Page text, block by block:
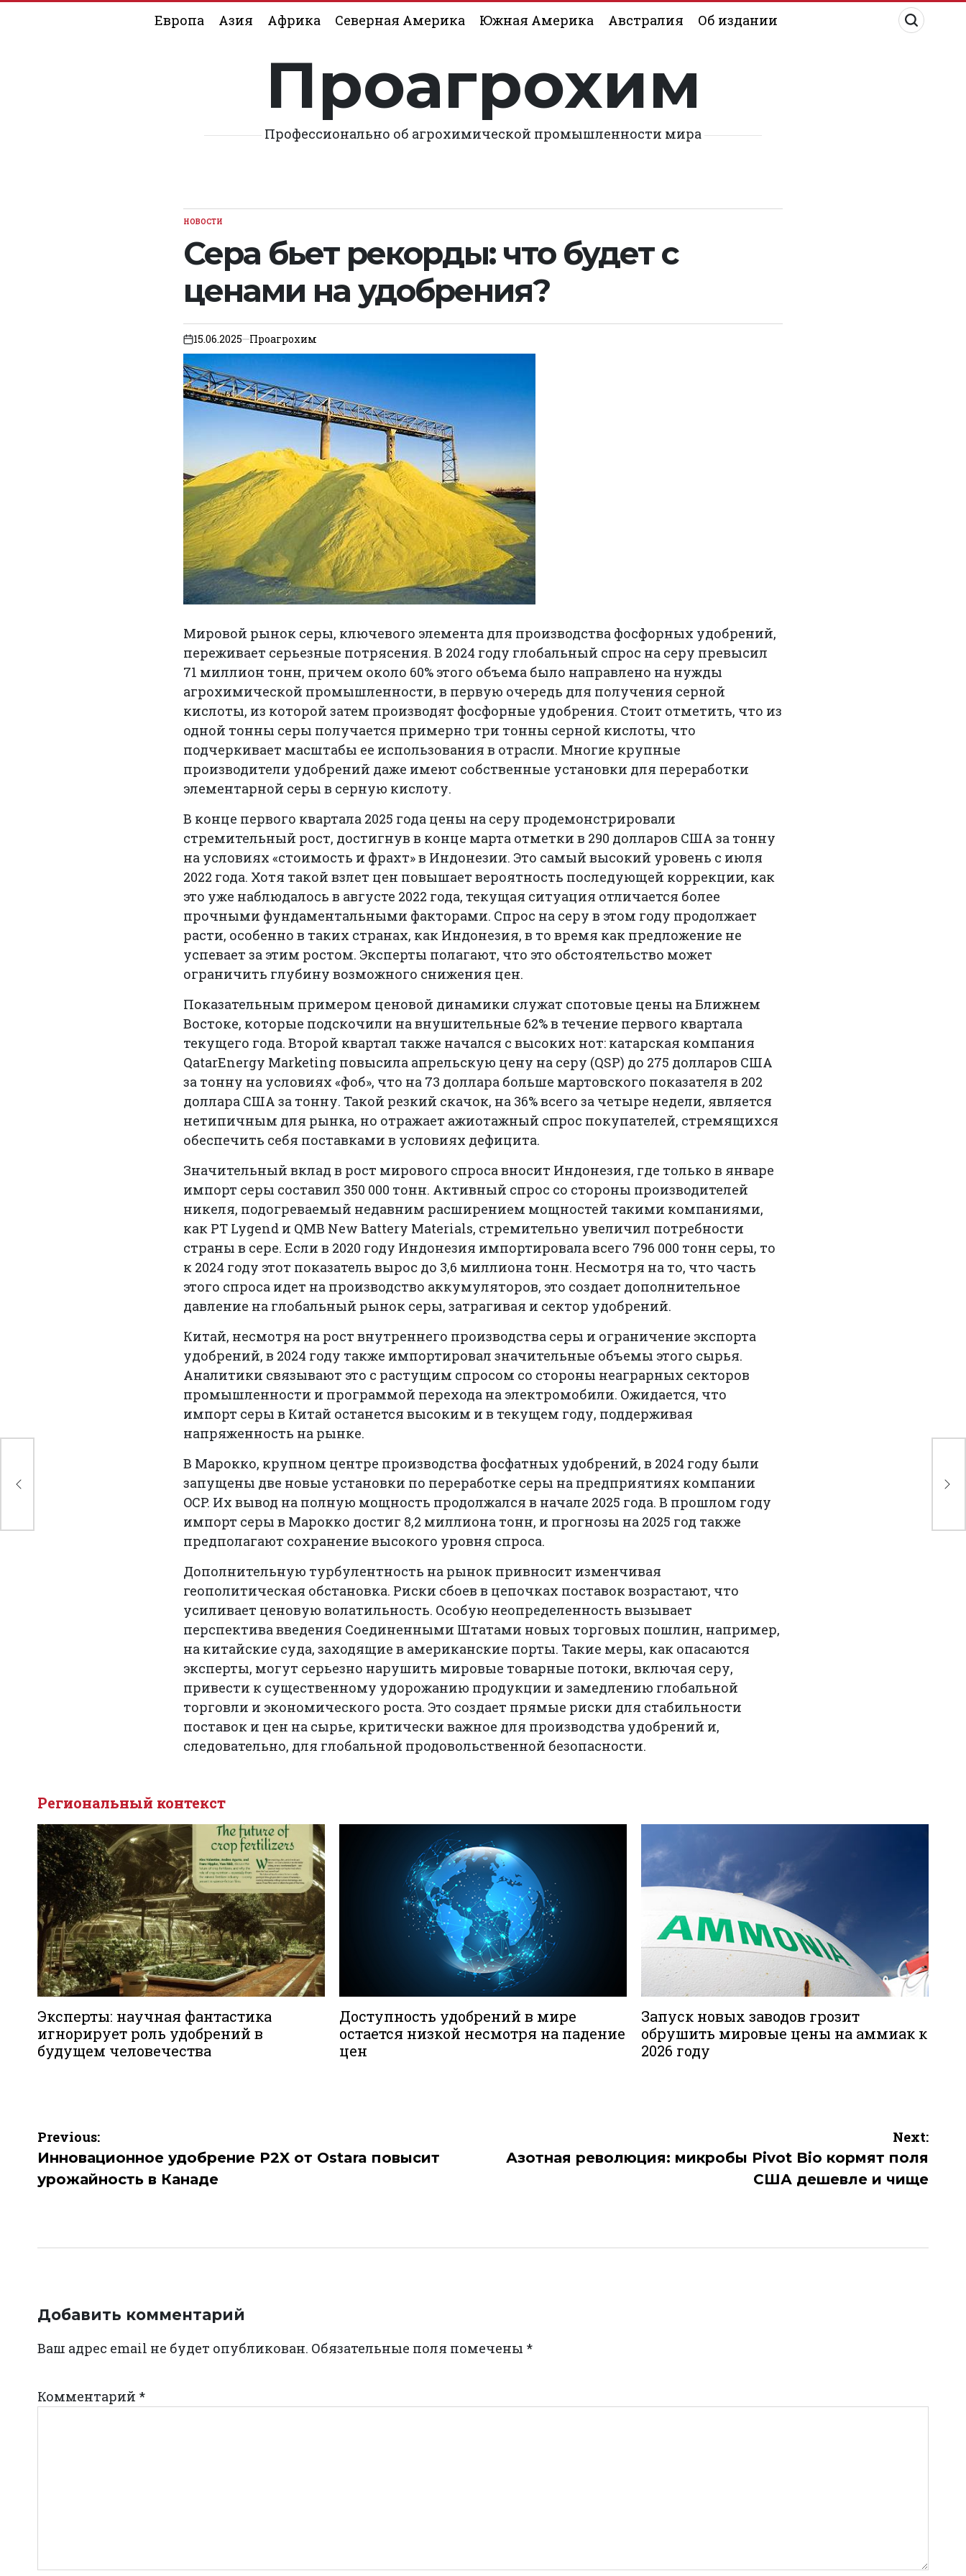
Европа Азия Африка Северная Америка Южная Америка Австралия Об издании
Проагрохим
Профессионально об агрохимической промышленности мира
POSTED
НОВОСТИ
Сера бьет рекорды: что будет с
ценами на удобрения?
on15.06.2025 Проагрохим
Мировой рынок серы, ключевого элемента для производства фосфорных удобрений,
переживает серьезные потрясения. В 2024 году глобальный спрос на серу превысил
71 миллион тонн, причем около 60% этого объема было направлено на нужды
агрохимической промышленности, в первую очередь для получения серной
кислоты, из которой затем производят фосфорные удобрения. Стоит отметить, что из
одной тонны серы получается примерно три тонны серной кислоты, что
подчеркивает масштабы ее использования в отрасли. Многие крупные
производители удобрений даже имеют собственные установки для переработки
элементарной серы в серную кислоту.
В конце первого квартала 2025 года цены на серу продемонстрировали
стремительный рост, достигнув в конце марта отметки в 290 долларов США за тонну
на условиях «стоимость и фрахт» в Индонезии. Это самый высокий уровень с июля
2022 года. Хотя такой взлет цен повышает вероятность последующей коррекции, как
это уже наблюдалось в августе 2022 года, текущая ситуация отличается более
прочными фундаментальными факторами. Спрос на серу в этом году продолжает
расти, особенно в таких странах, как Индонезия, в то время как предложение не
успевает за этим ростом. Эксперты полагают, что это обстоятельство может
ограничить глубину возможного снижения цен.
Показательным примером ценовой динамики служат спотовые цены на Ближнем
Востоке, которые подскочили на внушительные 62% в течение первого квартала
текущего года. Второй квартал также начался с высоких нот: катарская компания
QatarEnergy Marketing повысила апрельскую цену на серу (QSP) до 275 долларов США
за тонну на условиях «фоб», что на 73 доллара больше мартовского показателя в 202
доллара США за тонну. Такой резкий скачок, на 36% всего за четыре недели, является
нетипичным для рынка, но отражает ажиотажный спрос покупателей, стремящихся
обеспечить себя поставками в условиях дефицита.
Значительный вклад в рост мирового спроса вносит Индонезия, где только в январе
импорт серы составил 350 000 тонн. Активный спрос со стороны производителей
никеля, подогреваемый недавним расширением мощностей такими компаниями,
как PT Lygend и QMB New Battery Materials, стремительно увеличил потребности
страны в сере. Если в 2020 году Индонезия импортировала всего 796 000 тонн серы, то
к 2024 году этот показатель вырос до 3,6 миллиона тонн. Несмотря на то, что часть
этого спроса идет на производство аккумуляторов, это создает дополнительное
давление на глобальный рынок серы, затрагивая и сектор удобрений.
Китай, несмотря на рост внутреннего производства серы и ограничение экспорта
удобрений, в 2024 году также импортировал значительные объемы этого сырья.
Аналитики связывают это с растущим спросом со стороны неаграрных секторов
промышленности и программой перехода на электромобили. Ожидается, что
импорт серы в Китай останется высоким и в текущем году, поддерживая
напряженность на рынке.
В Марокко, крупном центре производства фосфатных удобрений, в 2024 году были
запущены две новые установки по переработке серы на предприятиях компании
OCP. Их вывод на полную мощность продолжался в начале 2025 года. В прошлом году
импорт серы в Марокко достиг 8,2 миллиона тонн, и прогнозы на 2025 год также
предполагают сохранение высокого уровня спроса.
Дополнительную турбулентность на рынок привносит изменчивая
геополитическая обстановка. Риски сбоев в цепочках поставок возрастают, что
усиливает ценовую волатильность. Особую неопределенность вызывает
перспектива введения Соединенными Штатами новых торговых пошлин, например,
на китайские суда, заходящие в американские порты. Такие меры, как опасаются
эксперты, могут серьезно нарушить мировые товарные потоки, включая серу,
привести к существенному удорожанию продукции и замедлению глобальной
торговли и экономического роста. Это создает прямые риски для стабильности
поставок и цен на сырье, критически важное для производства удобрений и,
следовательно, для глобальной продовольственной безопасности.
Региональный контекст
Эксперты: научная фантастика
игнорирует роль удобрений в
будущем человечества
Доступность удобрений в мире
остается низкой несмотря на падение
цен
Запуск новых заводов грозит
обрушить мировые цены на аммиак к
2026 году
Навигация
по
записям
Previous:
Инновационное удобрение P2X от Ostara повысит
урожайность в Канаде
Next:
Азотная революция: микробы Pivot Bio кормят поля
США дешевле и чище
Добавить комментарий
Ваш адрес email не будет опубликован. Обязательные поля помечены *
Комментарий *